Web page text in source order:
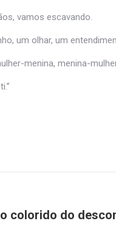
vamos escavando.
um olhar, um
menina, menina-
colorido do